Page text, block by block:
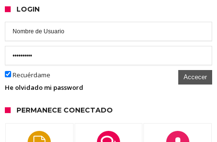
LOGIN
Recuérdame Accecer
He olvidado mi password
PERMANECE CONECTADO